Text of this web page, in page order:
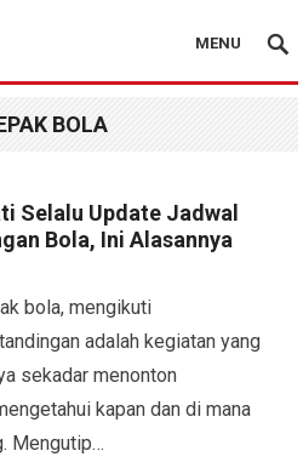
MENU
BOLA
Selalu Update Jadwal
Bola, Ini Alasannya
bola, mengikuti
adalah kegiatan yang
sekadar menonton
kapan dan di mana
Mengutip…